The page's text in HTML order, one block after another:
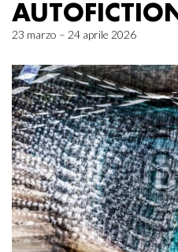
23 marzo – 24 aprile 2026